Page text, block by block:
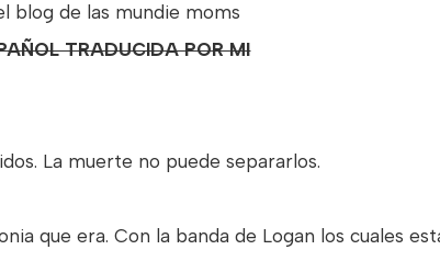
blog de las mundie moms
TRADUCIDA POR MI
La muerte no puede separarlos.
que era. Con la banda de Logan los cuales